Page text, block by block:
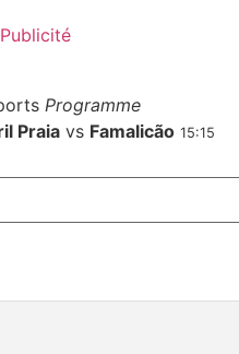
Publicité
Programme
Praia vs Famalicão 15:15